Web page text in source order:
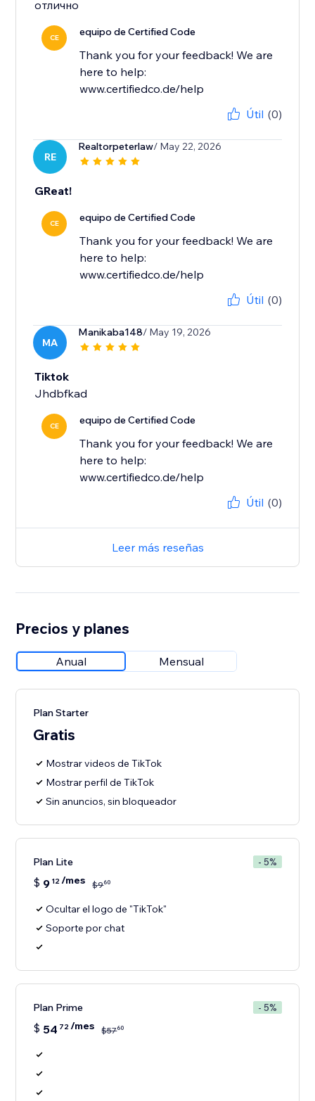
отлично
CE equipo de Certified Code
Thank you for your feedback! We are
here to help:
www.certifiedco.de/help
Útil (0)
RE
Realtorpeterlaw/ May 22, 2026
GReat!
CE equipo de Certified Code
Thank you for your feedback! We are
here to help:
www.certifiedco.de/help
Útil (0)
MA
Manikaba148/ May 19, 2026
Tiktok
Jhdbfkad
CE equipo de Certified Code
Thank you for your feedback! We are
here to help:
www.certifiedco.de/help
Útil (0)
Leer más reseñas
Precios y planes
Anual Mensual
Plan Starter
Gratis
Mostrar videos de TikTok
Mostrar perfil de TikTok
Sin anuncios, sin bloqueador
Plan Lite - 5%
$ 9 12/mes $960
Ocultar el logo de "TikTok"
Soporte por chat
Plan Prime - 5%
$ 54 72/mes $5760